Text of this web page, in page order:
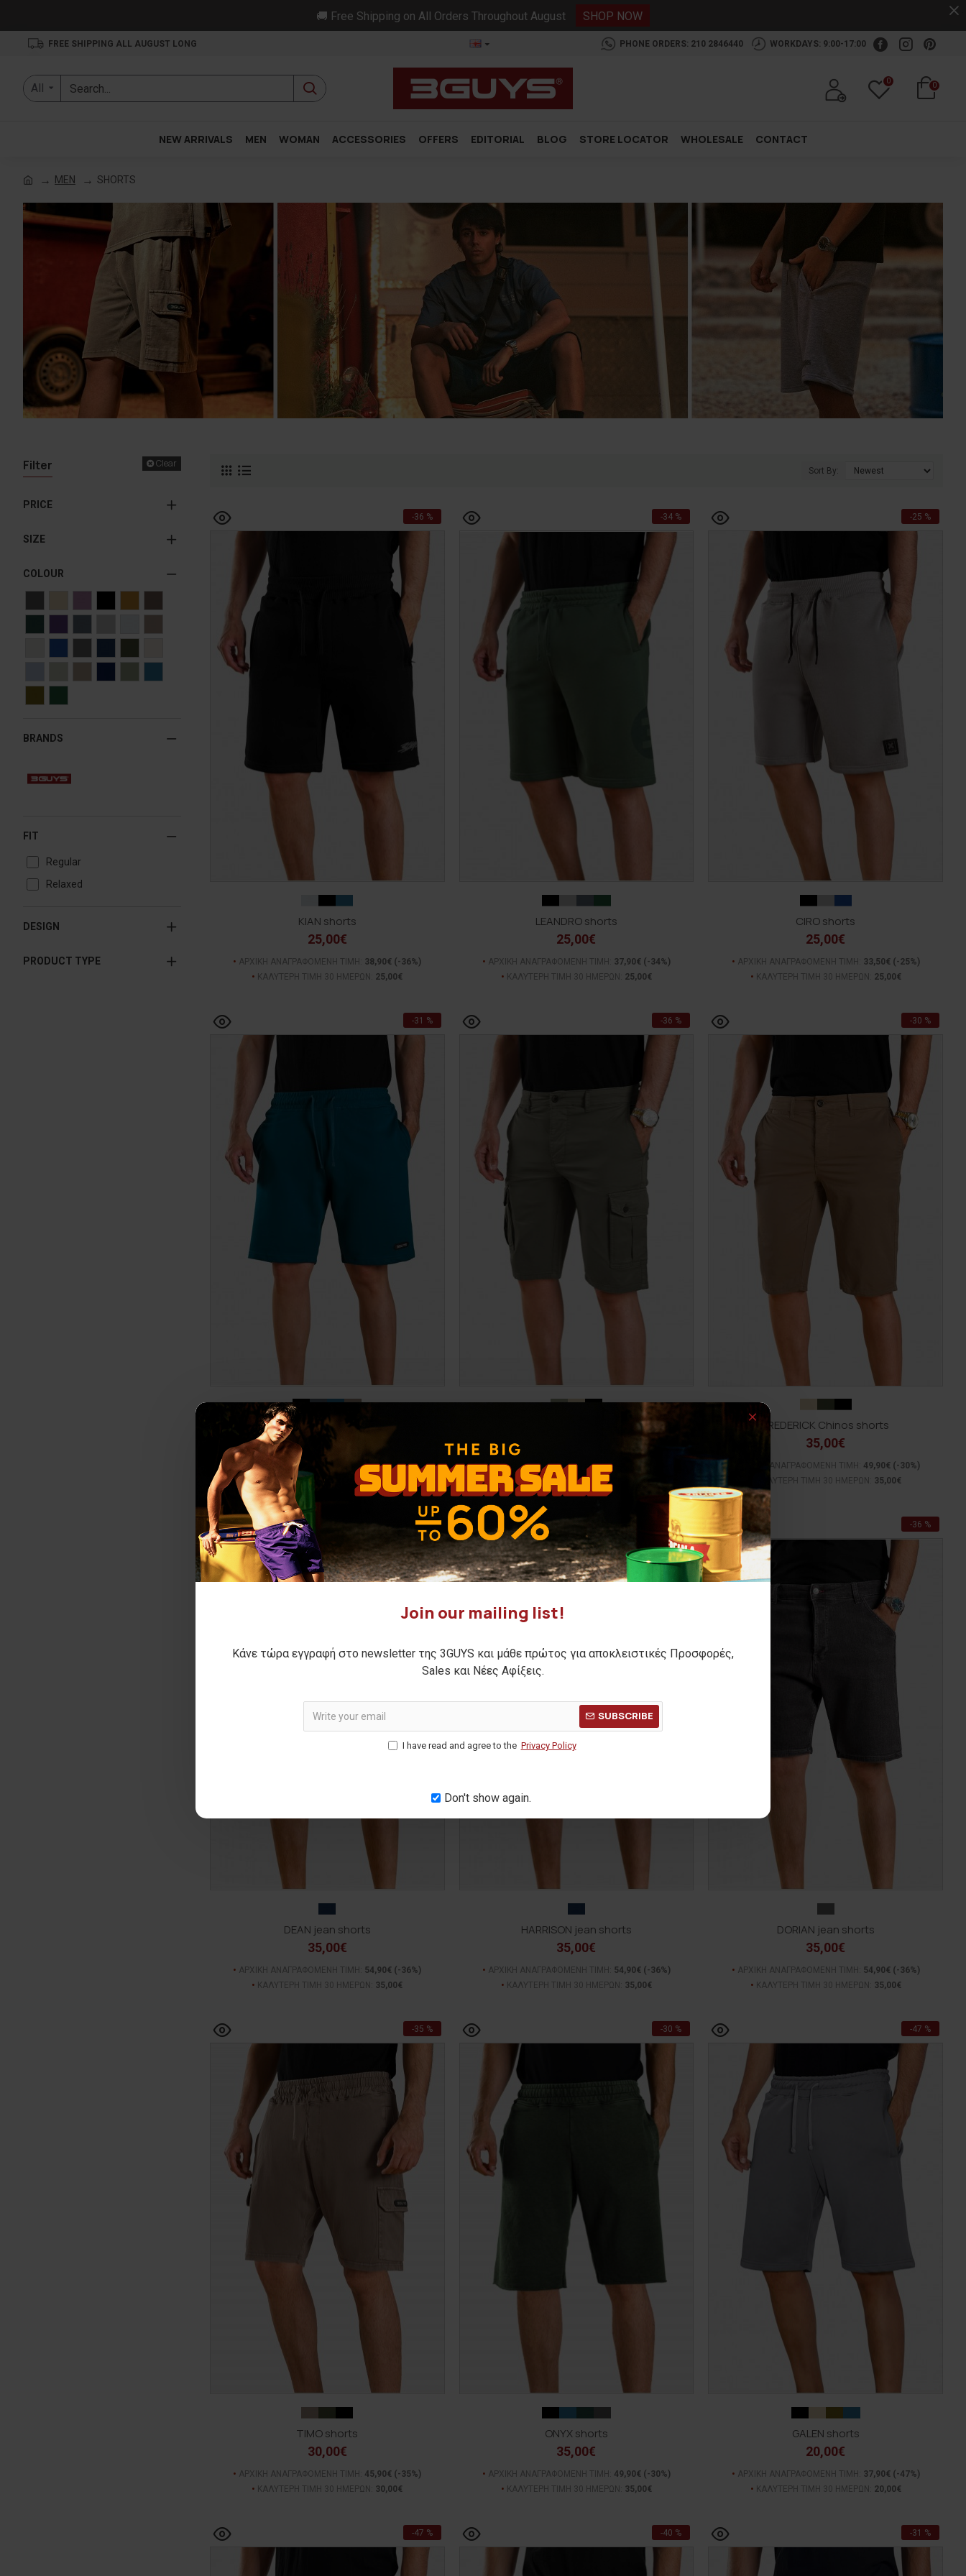
Join our mailing list!
Κάνε τώρα εγγραφή στο newsletter της 3GUYS και μάθε πρώτος για αποκλειστικές Προσφορές,
Sales και Νέες Αφίξεις.
SUBSCRIBE
I have read and agree to the Privacy Policy
Don't show again.
🚚 Free Shipping on All Orders Throughout August SHOP NOW
FREE SHIPPING ALL AUGUST LONG PHONE ORDERS: 210 2846440 WORKDAYS: 9:00-17:00
All
0 0
NEW ARRIVALS MEN WOMAN ACCESSORIES OFFERS EDITORIAL BLOG STORE LOCATOR WHOLESALE CONTACT
MEN SHORTS
Filter Clear
PRICE
BRANDS
COLOUR
SIZE
FIT
Regular
Relaxed
DESIGN
PRODUCT TYPE
Sort By:
-36 %
KIAN shorts
25,00€
ΑΡΧΙΚΗ ΑΝΑΓΡΑΦΟΜΕΝΗ ΤΙΜΗ: 38,90€ (-36%)
ΚΑΛΥΤΕΡΗ ΤΙΜΗ 30 ΗΜΕΡΩΝ:
25,00€
-34 %
LEANDRO shorts
25,00€
ΑΡΧΙΚΗ ΑΝΑΓΡΑΦΟΜΕΝΗ ΤΙΜΗ: 37,90€ (-34%)
ΚΑΛΥΤΕΡΗ ΤΙΜΗ 30 ΗΜΕΡΩΝ:
25,00€
-25 %
CIRO shorts
25,00€
ΑΡΧΙΚΗ ΑΝΑΓΡΑΦΟΜΕΝΗ ΤΙΜΗ: 33,50€ (-25%)
ΚΑΛΥΤΕΡΗ ΤΙΜΗ 30 ΗΜΕΡΩΝ:
25,00€
-31 %
DRAVEN shorts
18,00€
ΑΡΧΙΚΗ ΑΝΑΓΡΑΦΟΜΕΝΗ ΤΙΜΗ:25,90€ (-31%)
ΚΑΛΥΤΕΡΗ ΤΙΜΗ 30 ΗΜΕΡΩΝ:
18,00€
-36 %
ΑΡΧΙΚΗ ΑΝΑΓΡΑΦΟΜΕΝΗ ΤΙΜΗ:54,90€
ΚΑΛΥΤΕΡΗ ΤΙΜΗ 30 ΗΜΕΡΩΝ:
-30 %
FREDERICK Chinos shorts
35,00€
ΑΡΧΙΚΗ ΑΝΑΓΡΑΦΟΜΕΝΗ ΤΙΜΗ: 49,90€ (-30%)
ΚΑΛΥΤΕΡΗ ΤΙΜΗ 30 ΗΜΕΡΩΝ:
35,00€
-36 %
DEAN jean shorts
35,00€
ΑΡΧΙΚΗ ΑΝΑΓΡΑΦΟΜΕΝΗ ΤΙΜΗ: 54,90€ (-36%)
ΚΑΛΥΤΕΡΗ ΤΙΜΗ 30 ΗΜΕΡΩΝ: 35,00€
-36 %
HARRISON jean shorts
35,00€
ΑΡΧΙΚΗ ΑΝΑΓΡΑΦΟΜΕΝΗ ΤΙΜΗ: 54,90€ (-36%)
ΚΑΛΥΤΕΡΗ ΤΙΜΗ 30 ΗΜΕΡΩΝ: 35,00€
-36 %
DORIAN jean shorts
35,00€
ΑΡΧΙΚΗ ΑΝΑΓΡΑΦΟΜΕΝΗ ΤΙΜΗ: 54,90€ (-36%)
ΚΑΛΥΤΕΡΗ ΤΙΜΗ 30 ΗΜΕΡΩΝ: 35,00€
-35 %
TIMO shorts
30,00€
ΑΡΧΙΚΗ ΑΝΑΓΡΑΦΟΜΕΝΗ ΤΙΜΗ: 45,90€ (-35%)
ΚΑΛΥΤΕΡΗ ΤΙΜΗ 30 ΗΜΕΡΩΝ:
30,00€
-30 %
ONYX shorts
35,00€
ΑΡΧΙΚΗ ΑΝΑΓΡΑΦΟΜΕΝΗ ΤΙΜΗ: 49,90€ (-30%)
ΚΑΛΥΤΕΡΗ ΤΙΜΗ 30 ΗΜΕΡΩΝ:
35,00€
-47 %
GALEN shorts
20,00€
ΑΡΧΙΚΗ ΑΝΑΓΡΑΦΟΜΕΝΗ ΤΙΜΗ: 37,90€ (-47%)
ΚΑΛΥΤΕΡΗ ΤΙΜΗ 30 ΗΜΕΡΩΝ:
20,00€
-47 % -40 % -31 %